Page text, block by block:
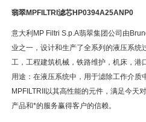
翡翠MPFILTRI滤芯HP0394A25ANP0
意大利MP Filtri S.p.A翡翠集团公司由
业之一，设计和生产了全系列的液压系
工，工程建筑机械，铁路维护，机床，港
用途：在液压系统中，用于滤除工作介质
MPFILTRII以其高性能的元件，满足今天
产品和*的服务赢得客户的信赖。